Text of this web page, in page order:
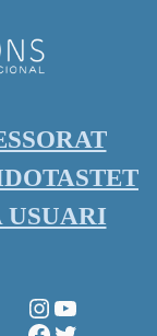
TASTET
USUARI
Instagram
YouTube